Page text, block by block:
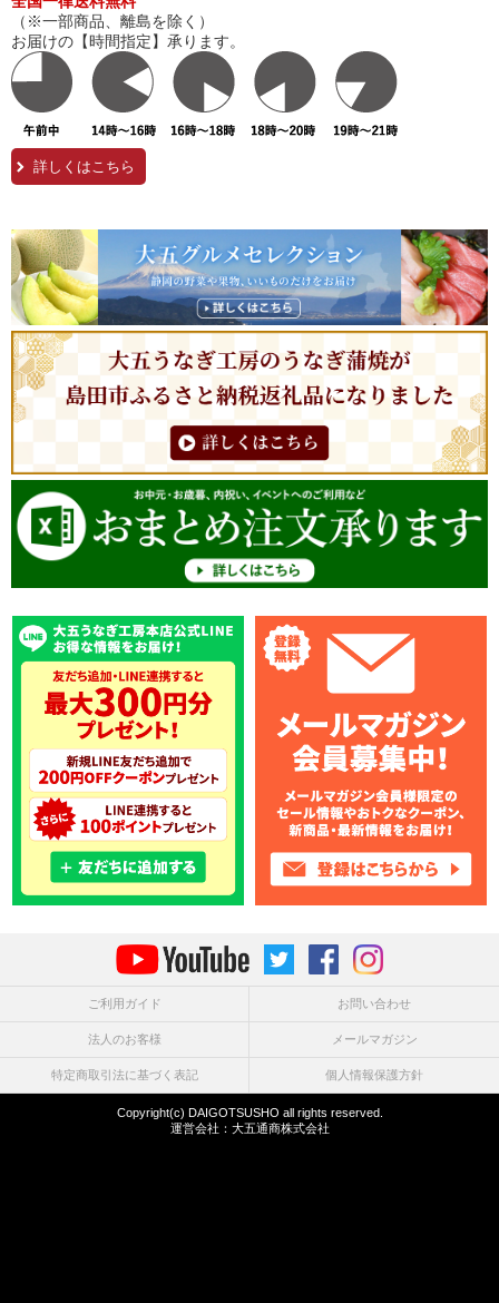
（※一部商品、離島を除く）
お届けの【時間指定】承ります。
詳しくはこちら
ご利用ガイド お問い合わせ
法人のお客様 メールマガジン
特定商取引法に基づく表記 個人情報保護方針
Copyright(c) DAIGOTSUSHO all rights reserved.
運営会社： 大五通商株式会社